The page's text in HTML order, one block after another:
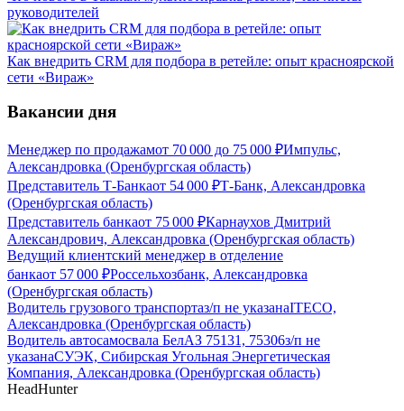
руководителей
Как внедрить CRM для подбора в ретейле: опыт красноярской
сети «Вираж»
Вакансии дня
Менеджер по продажамот 70 000 до 75 000 ₽Импульс,
Александровка (Оренбургская область)
Представитель Т-Банкаот 54 000 ₽Т-Банк, Александровка
(Оренбургская область)
Представитель банкаот 75 000 ₽Карнаухов Дмитрий
Александрович, Александровка (Оренбургская область)
Ведущий клиентский менеджер в отделение
банкаот 57 000 ₽Россельхозбанк, Александровка
(Оренбургская область)
Водитель грузового транспортаз/п не указанаITECO,
Александровка (Оренбургская область)
Водитель автосамосвала БелАЗ 75131, 75306з/п не
указанаСУЭК, Сибирская Угольная Энергетическая
Компания, Александровка (Оренбургская область)
HeadHunter